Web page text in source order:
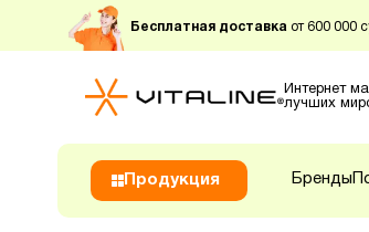
Бесплатная доставка от 600 000
Интернет
лучших
Продукция Бренды